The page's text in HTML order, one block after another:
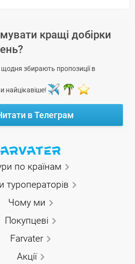
кращі добірки
збирають пропозиції в
найцікавіше!
в Телеграм
по країнам
туроператорів
Чому ми
Покупцеві
Farvater
Акції